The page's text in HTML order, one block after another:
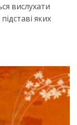
вислухати
яких